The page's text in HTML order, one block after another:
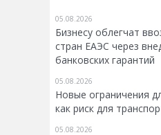
05.08.2026
Бизнесу облегчат
стран ЕАЭС через
банковских гарантий
05.08.2026
Новые ограничения
как риск для
05.08.2026